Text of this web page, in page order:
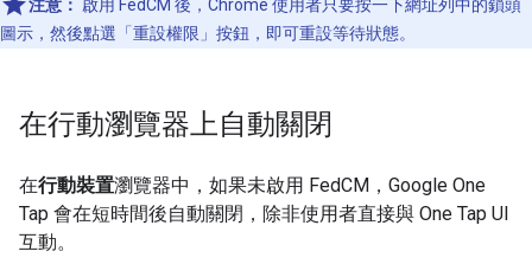
注意： 啟用 FedCM 後，Chrome 使用者只要按一下網址列中的鎖頭
圖示，然後點選「重設權限」 按鈕，即可重設等待狀態。
在行動瀏覽器上自動關閉
在行動裝置瀏覽器中，如果未啟用 FedCM，Google One
Tap 會在短時間後自動關閉，除非使用者直接與 One Tap UI
互動。